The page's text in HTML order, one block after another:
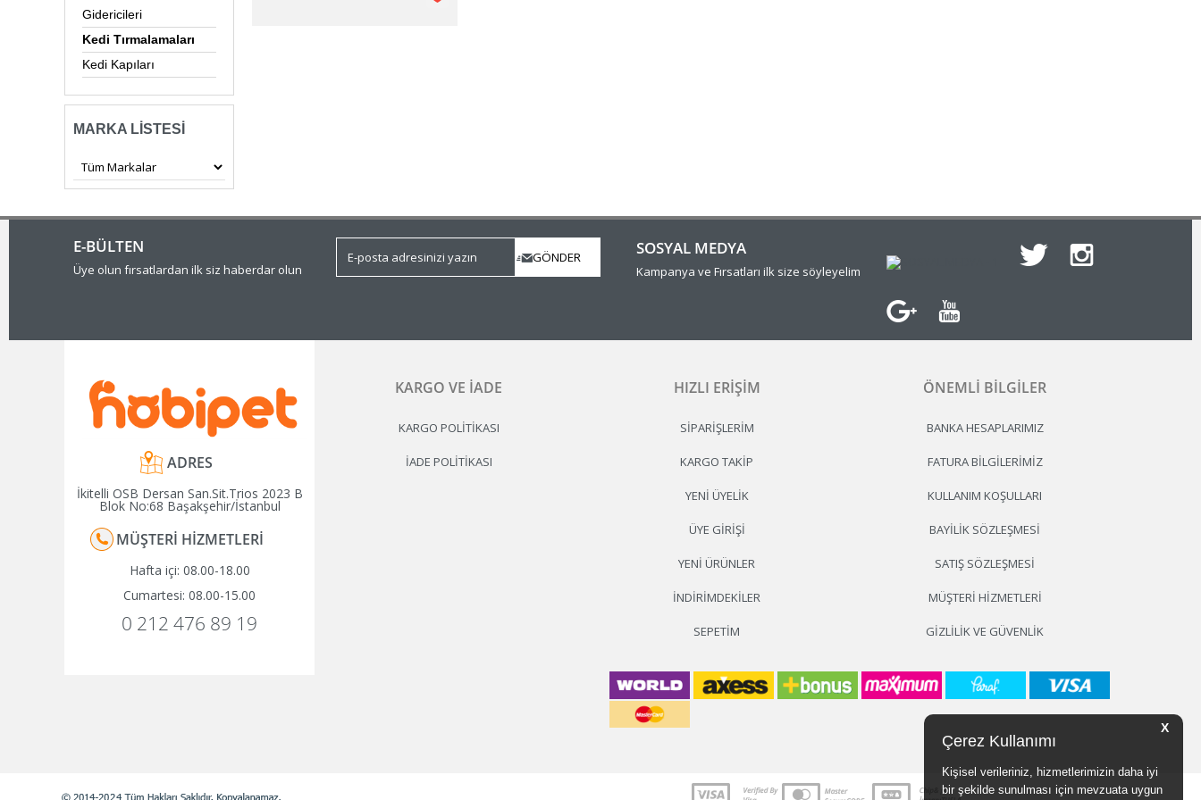
X
Çerez Kullanımı
Kişisel verileriniz, hizmetlerimizin daha iyi
bir şekilde sunulması için mevzuata uygun
Gidericileri
Kedi Tırmalamaları
Kedi Kapıları
MARKA LISTESI
E-BÜLTEN
Üye olun fırsatlardan ilk siz haberdar olun
SOSYAL MEDYA
Kampanya ve Fırsatları ilk size söyleyelim
ADRES
İkitelli OSB Dersan San.Sit.Trios 2023 B
Blok No:68 Başakşehir/İstanbul
MÜŞTERI HIZMETLERI
Hafta içi: 08.00-18.00
Cumartesi: 08.00-15.00
0 212 476 89 19
KARGO VE İADE
KARGO POLITIKASI
İADE POLITIKASI
HIZLI ERIŞIM
SIPARIŞLERIM
KARGO TAKIP
YENI ÜYELIK
ÜYE GIRIŞI
YENI ÜRÜNLER
İNDIRIMDEKILER
SEPETIM
ÖNEMLI BILGILER
BANKA HESAPLARIMIZ
FATURA BILGILERIMIZ
KULLANIM KOŞULLARI
BAYILIK SÖZLEŞMESI
SATIŞ SÖZLEŞMESI
MÜŞTERI HIZMETLERI
GIZLILIK VE GÜVENLIK